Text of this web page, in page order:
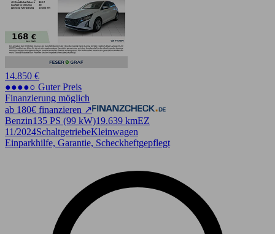
14.850 €
●●●●○ Guter Preis
Finanzierung möglich
ab 180€ finanzieren ↗
Benzin135 PS (99 kW)19.639 kmEZ
11/2024SchaltgetriebeKleinwagen
Einparkhilfe, Garantie, Scheckheftgepflegt